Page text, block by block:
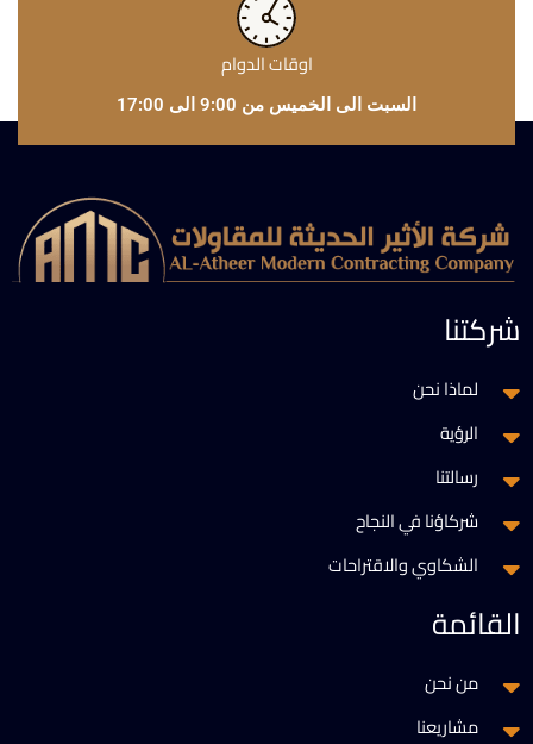
اوقات الدوام
السبت الى الخميس من 9:00 الى 17:00
شركتنا
لماذا نحن
الرؤية
رسالتنا
شركاؤنا في النجاح
الشكاوي والاقتراحات
القائمة
من نحن
مشاريعنا